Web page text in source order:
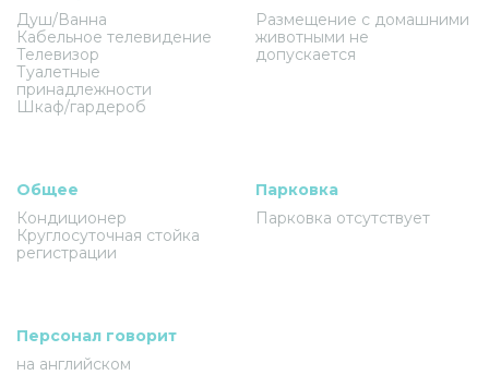
Душ/Ванна
Кабельное телевидение
Телевизор
Туалетные
принадлежности
Шкаф/гардероб
Размещение с домашними
животными не
допускается
Общее
Кондиционер
Круглосуточная стойка
регистрации
Парковка
Парковка отсутствует
Персонал говорит
на английском